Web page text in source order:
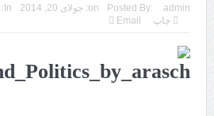
Posted By: admin
on: جولای 20, 2014 In:
چاپ
Email